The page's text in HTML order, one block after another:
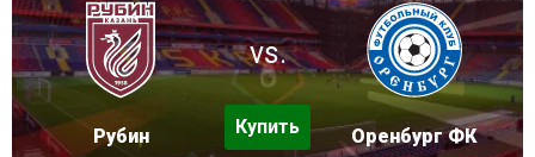
Рубин
vs.
Купить Оренбург ФК